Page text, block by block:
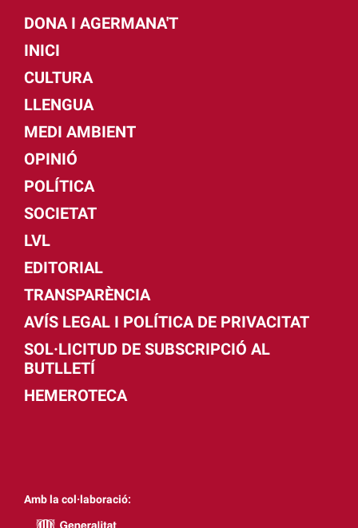
DONA I AGERMANA'T
INICI
CULTURA
LLENGUA
MEDI AMBIENT
OPINIÓ
POLÍTICA
SOCIETAT
LVL
EDITORIAL
TRANSPARÈNCIA
AVÍS LEGAL I POLÍTICA DE PRIVACITAT
SOL·LICITUD DE SUBSCRIPCIÓ AL
BUTLLETÍ
HEMEROTECA
Amb la col·laboració: